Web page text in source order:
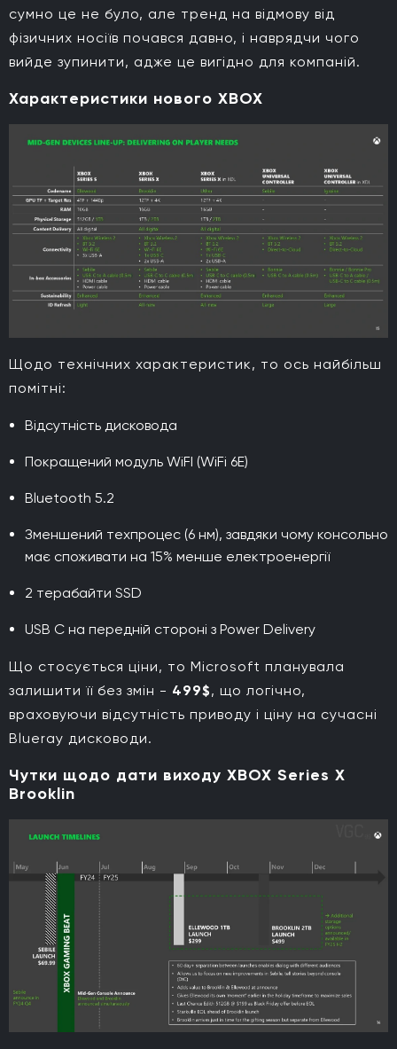
сумно це не було, але тренд на відмову від
фізичних носіїв почався давно, і наврядчи чого
вийде зупинити, адже це вигідно для компаній.
Характеристики нового XBOX
Щодо технічних характеристик, то ось найбільш
помітні:
Відсутність дисковода
Покращений модуль WiFI (WiFi 6E)
Bluetooth 5.2
Зменшений техпроцес (6 нм), завдяки чому консольно
має споживати на 15% менше електроенергії
2 терабайти SSD
USB C на передній стороні з Power Delivery
Що стосується ціни, то Microsoft планувала
залишити її без змін - 499$, що логічно,
враховуючи відсутність приводу і ціну на сучасні
Blueray дисководи.
Чутки щодо дати виходу XBOX Series X
Brooklin